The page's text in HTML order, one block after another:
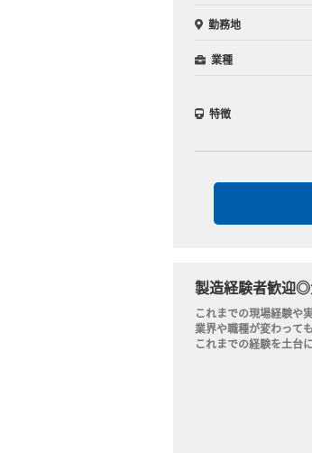
勤務地
業種
特徴
製造経験者歓迎◎
これまでの現場経験や
業界や職種が変わって
これまでの経験を土台